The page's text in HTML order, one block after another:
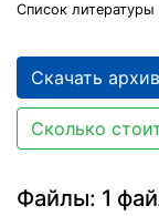
Список литературы
Скачать
Сколько
Файлы: 1